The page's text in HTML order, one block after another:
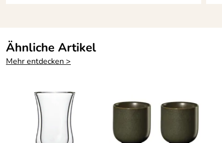
Ähnliche Artikel
Mehr entdecken >